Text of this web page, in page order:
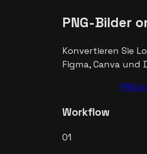
PNG-Bilder
Konvertieren Sie
Figma, Canva und
PNG
Workflow
01